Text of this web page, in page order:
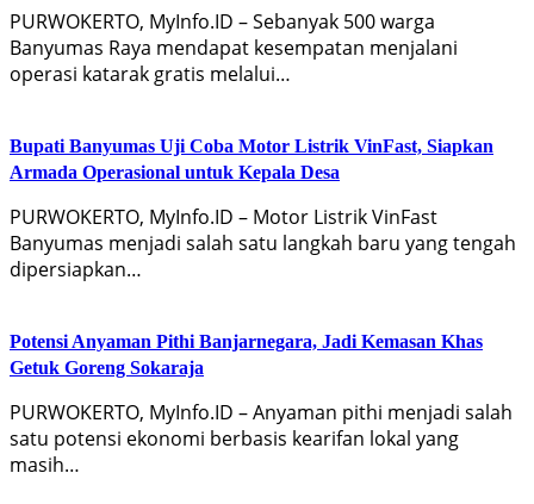
PURWOKERTO, MyInfo.ID – Sebanyak 500 warga
Banyumas Raya mendapat kesempatan menjalani
operasi katarak gratis melalui…
Bupati Banyumas Uji Coba Motor Listrik VinFast, Siapkan
Armada Operasional untuk Kepala Desa
PURWOKERTO, MyInfo.ID – Motor Listrik VinFast
Banyumas menjadi salah satu langkah baru yang tengah
dipersiapkan…
Potensi Anyaman Pithi Banjarnegara, Jadi Kemasan Khas
Getuk Goreng Sokaraja
PURWOKERTO, MyInfo.ID – Anyaman pithi menjadi salah
satu potensi ekonomi berbasis kearifan lokal yang
masih…